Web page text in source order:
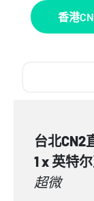
香港
台北CN2
1 x 英特
超微